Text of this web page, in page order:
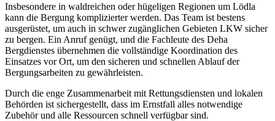
Insbesondere in waldreichen oder hügeligen Regionen um Lödla
kann die Bergung komplizierter werden. Das Team ist bestens
ausgerüstet, um auch in schwer zugänglichen Gebieten LKW sicher
zu bergen. Ein Anruf genügt, und die Fachleute des Deha
Bergdienstes übernehmen die vollständige Koordination des
Einsatzes vor Ort, um den sicheren und schnellen Ablauf der
Bergungsarbeiten zu gewährleisten.
Durch die enge Zusammenarbeit mit Rettungsdiensten und lokalen
Behörden ist sichergestellt, dass im Ernstfall alles notwendige
Zubehör und alle Ressourcen schnell verfügbar sind.